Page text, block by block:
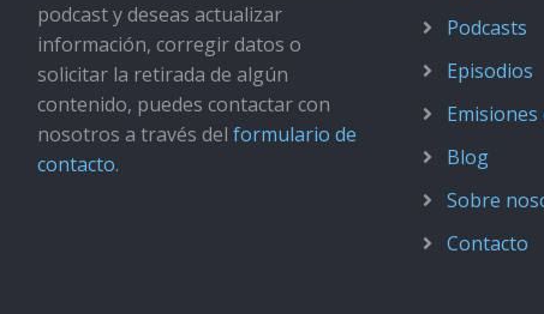
podcast y deseas actualizar
información, corregir datos o
solicitar la retirada de algún
contenido, puedes contactar con
nosotros a través del formulario de
contacto.
Podcasts
Episodios
Blog
Sobre
Contacto